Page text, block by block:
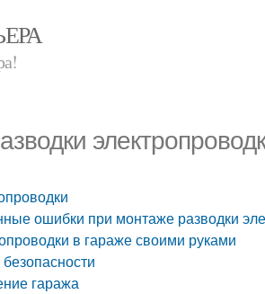
ошибки при монтаже разводки
в гараже своими руками
гаража